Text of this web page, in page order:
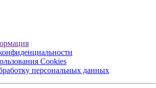
Cookies
персональных данных